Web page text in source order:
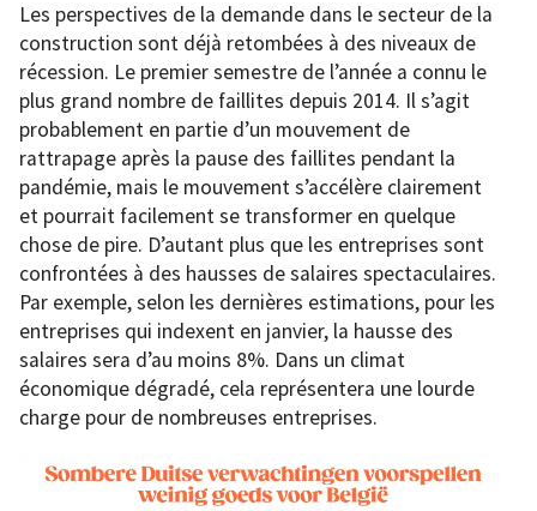
Les perspectives de la demande dans le secteur de la
construction sont déjà retombées à des niveaux de
récession. Le premier semestre de l’année a connu le
plus grand nombre de faillites depuis 2014. Il s’agit
probablement en partie d’un mouvement de
rattrapage après la pause des faillites pendant la
pandémie, mais le mouvement s’accélère clairement
et pourrait facilement se transformer en quelque
chose de pire. D’autant plus que les entreprises sont
confrontées à des hausses de salaires spectaculaires.
Par exemple, selon les dernières estimations, pour les
entreprises qui indexent en janvier, la hausse des
salaires sera d’au moins 8%. Dans un climat
économique dégradé, cela représentera une lourde
charge pour de nombreuses entreprises.